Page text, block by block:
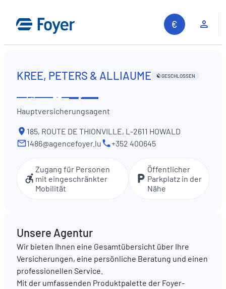
Inhalt
springen
KREE, PETERS & ALLIAUME GESCHLOSSEN
ansehenSie
uns
Diese
Information
teilen
Hauptversicherungsagent
185, ROUTE DE THIONVILLE, L-2611 HOWALD
1486@agencefoyer.lu
+352 400645
Zugang für Personen
mit eingeschränkter
Mobilität
Öffentlicher
Parkplatz in der
Nähe
Unsere Agentur
Wir bieten Ihnen eine Gesamtübersicht über Ihre
Versicherungen, eine persönliche Beratung und einen
professionellen Service.
Mit der umfassenden Produktpalette der Foyer-